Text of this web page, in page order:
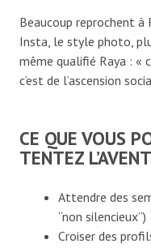
Beaucoup reprochent
Insta, le style photo,
même qualifié Raya : «
c’est de l’ascension
CE QUE VOUS
TENTEZ
Attendre des
“non silencieux”)
Croiser des